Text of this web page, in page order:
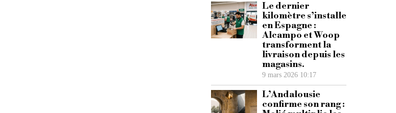
Le dernier
kilomètre s’installe
en Espagne :
Alcampo et Woop
transforment la
livraison depuis les
magasins.
9 mars 2026 10:17
L’Andalousie
confirme son rang :